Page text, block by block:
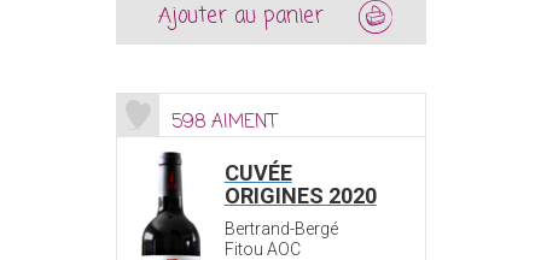
Ajouter au panier
598 AIMENT
CUVÉE
ORIGINES 2020
Bertrand-Bergé
Fitou AOC